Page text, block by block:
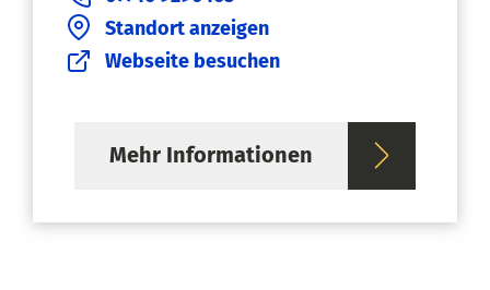
Standort anzeigen
Webseite besuchen
Mehr Informationen